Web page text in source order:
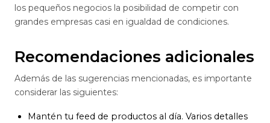
los pequeños negocios la posibilidad de competir con
grandes empresas casi en igualdad de condiciones.
Recomendaciones adicionales
Además de las sugerencias mencionadas, es importante
considerar las siguientes:
Mantén tu feed de productos al día. Varios detalles